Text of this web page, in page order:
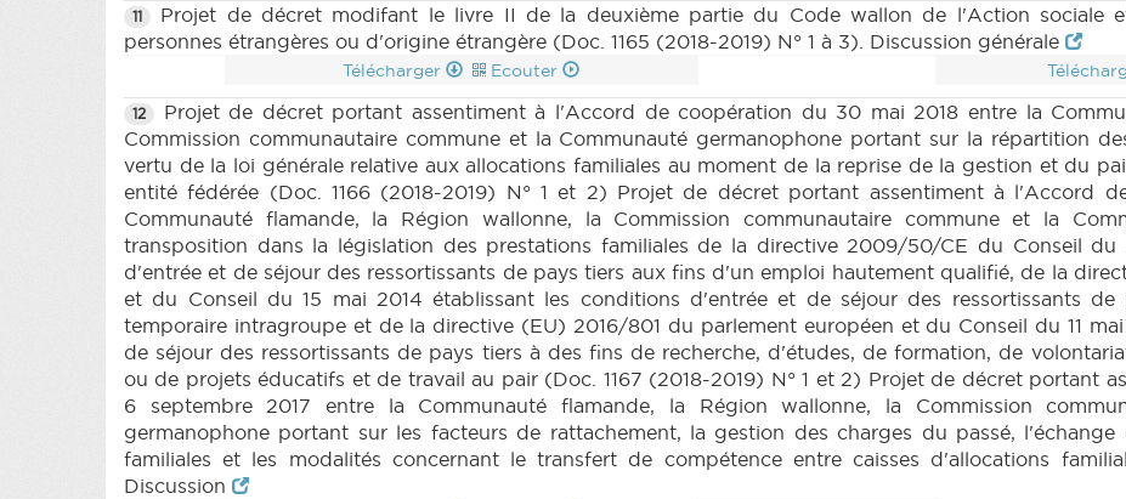
11
Projet de décret modifant le livre II de la deuxième partie du Code wallon de l'Action sociale
personnes étrangères ou d'origine étrangère (Doc. 1165 (2018-2019) N° 1 à 3). Discussion générale
Télécharger Ecouter
12
Projet de décret portant assentiment à l'Accord de coopération du 30 mai 2018 entre la
Commission communautaire commune et la Communauté germanophone portant sur la répartition
vertu de la loi générale relative aux allocations familiales au moment de la reprise de la gestion et du
entité fédérée (Doc. 1166 (2018-2019) N° 1 et 2) Projet de décret portant assentiment à l'Accord
Communauté flamande, la Région wallonne, la Commission communautaire commune et la
transposition dans la législation des prestations familiales de la directive 2009/50/CE du Conseil
d'entrée et de séjour des ressortissants de pays tiers aux fins d'un emploi hautement qualifié, de la
et du Conseil du 15 mai 2014 établissant les conditions d'entrée et de séjour des ressortissants
temporaire intragroupe et de la directive (EU) 2016/801 du parlement européen et du Conseil du 11
de séjour des ressortissants de pays tiers à des fins de recherche, d'études, de formation, de
ou de projets éducatifs et de travail au pair (Doc. 1167 (2018-2019) N° 1 et 2) Projet de décret portant
6 septembre 2017 entre la Communauté flamande, la Région wallonne, la Commission
germanophone portant sur les facteurs de rattachement, la gestion des charges du passé,
familiales et les modalités concernant le transfert de compétence entre caisses d'allocations
Discussion